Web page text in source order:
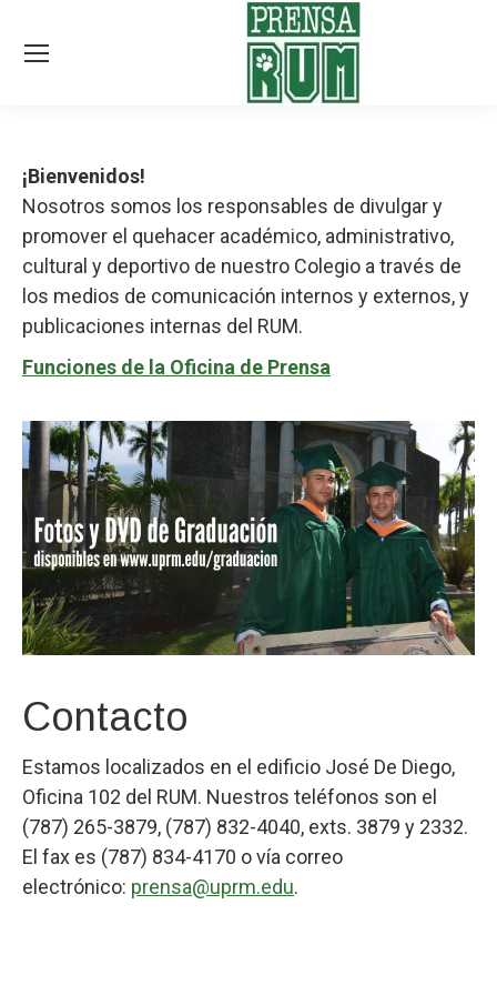
¡Bienvenidos!
Nosotros somos los responsables de divulgar y
promover el quehacer académico, administrativo,
cultural y deportivo de nuestro Colegio a través de
los medios de comunicación internos y externos, y
publicaciones internas del RUM.
Funciones de la Oficina de Prensa
Contacto
Estamos localizados en el edificio José De Diego,
Oficina 102 del RUM. Nuestros teléfonos son el
(787) 265-3879, (787) 832-4040, exts. 3879 y 2332.
El fax es (787) 834-4170 o vía correo
electrónico: prensa@uprm.edu.